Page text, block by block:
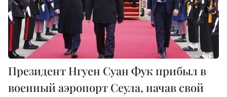
Президент Нгуен Суан Фук прибыл в
военный аэропорт Сеула, начав свой